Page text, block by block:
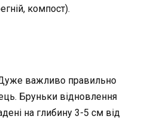
компост).
важливо правильно
Бруньки відновлення
на глибину 3-5 см від